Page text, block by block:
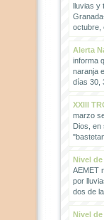
lluvias y
octubre,
Alerta
informa
naranja
días 30,
XXIII
marzo
Dios, en
Nivel
AEMET
por
dos de
Nivel